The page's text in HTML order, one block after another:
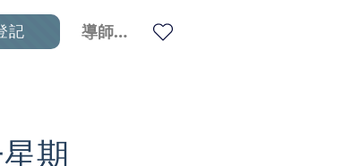
導師登入
記
期